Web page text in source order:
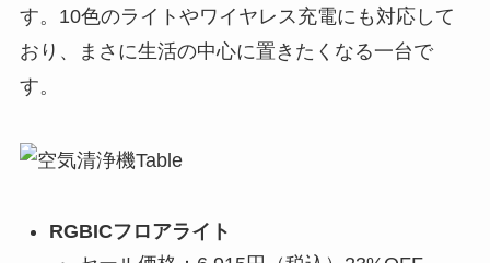
す。10色のライトやワイヤレス充電にも対応して
おり、まさに生活の中心に置きたくなる一台で
す。
RGBICフロアライト